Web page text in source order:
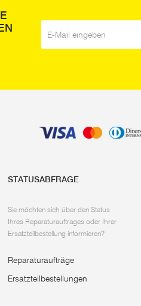
STATUSABFRAGE
Sie möchten sich über den Status
Ihres Reparaturauftrages oder Ihrer
Ersatzteilbestellung informieren?
Reparaturaufträge
Ersatzteilbestellungen